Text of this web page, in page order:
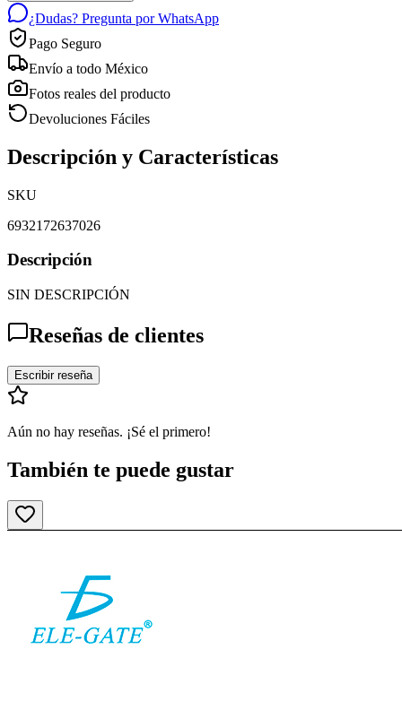
¿Dudas? Pregunta por WhatsApp
Pago Seguro
Envío a todo México
Fotos reales del producto
Devoluciones Fáciles
Descripción y Características
SKU
6932172637026
Descripción
SIN DESCRIPCIÓN
Reseñas de clientes
Escribir reseña
Aún no hay reseñas. ¡Sé el primero!
También te puede gustar